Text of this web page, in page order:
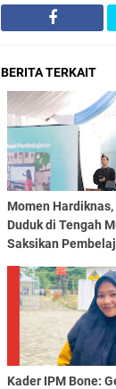
BERITA TERKAIT
Momen
Duduk di Tengah
Saksikan
Pemerintah
Kader IPM Bone: